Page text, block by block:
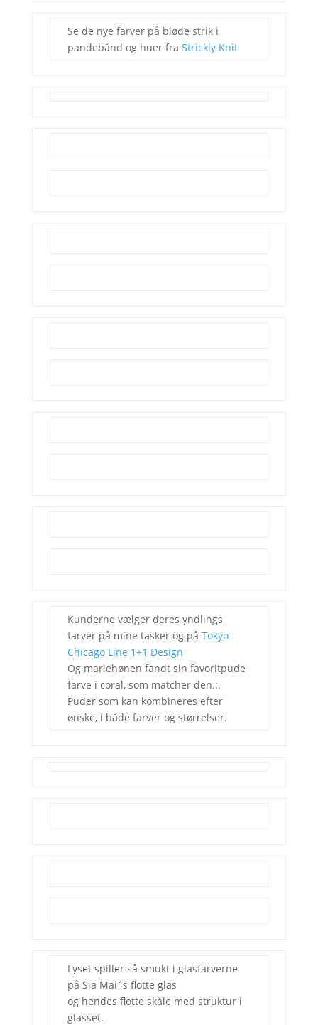
Se de nye farver på bløde strik i
pandebånd og huer fra Strickly Knit
Kunderne vælger deres yndlings
farver på mine tasker og på Tokyo
Chicago Line 1+1 Design
Og mariehønen fandt sin favoritpude
farve i coral, som matcher den.:.
Puder som kan kombineres efter
ønske, i både farver og størrelser.
Lyset spiller så smukt i glasfarverne
på Sia Mai´s flotte glas
og hendes flotte skåle med struktur i
glasset.